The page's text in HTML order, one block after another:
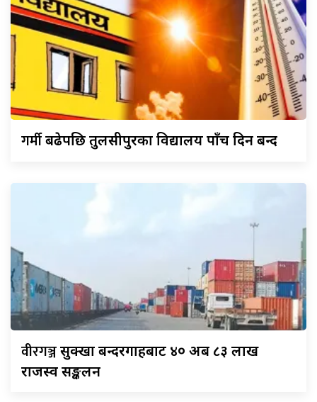
गर्मीबढेपछि तुलसीपुरका विद्यालय पाँच दिन बन्द
वीरगञ्जसुक्खा बन्दरगाहबाट ४० अर्ब ८३ लाख
राजस्व सङ्कलन